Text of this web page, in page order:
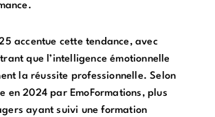
accentue cette tendance, avec
que l’intelligence émotionnelle
la réussite professionnelle. Selon
en 2024 par EmoFormations, plus
ayant suivi une formation